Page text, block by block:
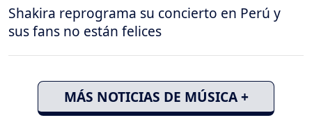
Shakira reprograma su concierto en Perú y
sus fans no están felices
MÁS NOTICIAS DE MÚSICA +